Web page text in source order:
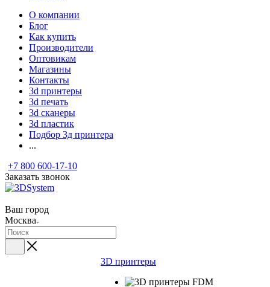
О компании
Блог
Как купить
Производители
Оптовикам
Магазины
Контакты
3d принтеры
3d печать
3d сканеры
3d пластик
Подбор 3д принтера
...
+7 800 600-17-10
Заказать звонок
Ваш город
Москва
3D принтеры